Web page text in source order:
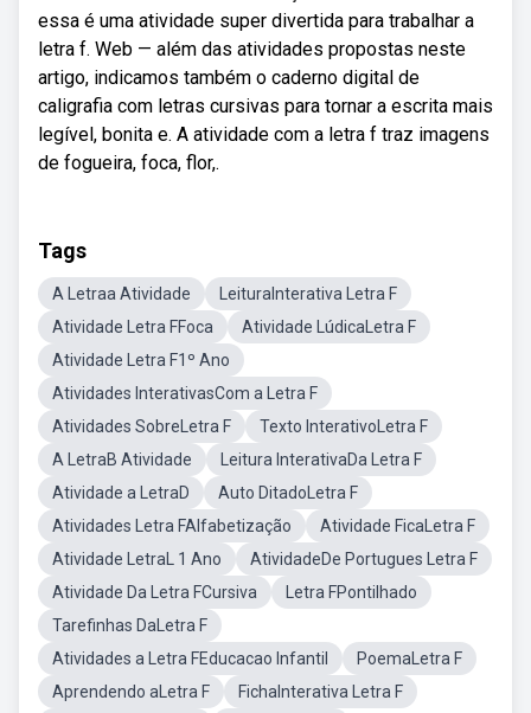
essa é uma atividade super divertida para trabalhar a
letra f. Web — além das atividades propostas neste
artigo, indicamos também o caderno digital de
caligrafia com letras cursivas para tornar a escrita mais
legível, bonita e. A atividade com a letra f traz imagens
de fogueira, foca, flor,.
Tags
A Letraa Atividade
LeituraInterativa Letra F
Atividade Letra FFoca
Atividade LúdicaLetra F
Atividade Letra F1º Ano
Atividades InterativasCom a Letra F
Atividades SobreLetra F
Texto InterativoLetra F
A LetraB Atividade
Leitura InterativaDa Letra F
Atividade a LetraD
Auto DitadoLetra F
Atividades Letra FAlfabetização
Atividade FicaLetra F
Atividade LetraL 1 Ano
AtividadeDe Portugues Letra F
Atividade Da Letra FCursiva
Letra FPontilhado
Tarefinhas DaLetra F
Atividades a Letra FEducacao Infantil
PoemaLetra F
Aprendendo aLetra F
FichaInterativa Letra F